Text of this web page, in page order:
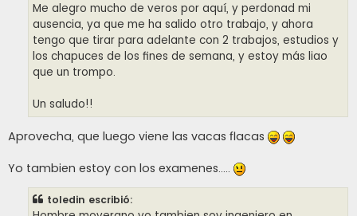
Me alegro mucho de veros por aquí, y perdonad mi
ausencia, ya que me ha salido otro trabajo, y ahora
tengo que tirar para adelante con 2 trabajos, estudios y
los chapuces de los fines de semana, y estoy más liao
que un trompo.
Un saludo!!
Aprovecha, que luego viene las vacas flacas
Yo tambien estoy con los examenes.....
toledin escribió: